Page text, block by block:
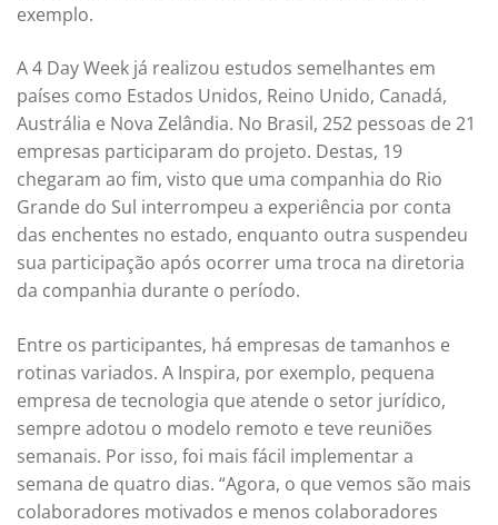
exemplo.
A 4 Day Week já realizou estudos semelhantes em
países como Estados Unidos, Reino Unido, Canadá,
Austrália e Nova Zelândia. No Brasil, 252 pessoas de 21
empresas participaram do projeto. Destas, 19
chegaram ao fim, visto que uma companhia do Rio
Grande do Sul interrompeu a experiência por conta
das enchentes no estado, enquanto outra suspendeu
sua participação após ocorrer uma troca na diretoria
da companhia durante o período.
Entre os participantes, há empresas de tamanhos e
rotinas variados. A Inspira, por exemplo, pequena
empresa de tecnologia que atende o setor jurídico,
sempre adotou o modelo remoto e teve reuniões
semanais. Por isso, foi mais fácil implementar a
semana de quatro dias. “Agora, o que vemos são mais
colaboradores motivados e menos colaboradores